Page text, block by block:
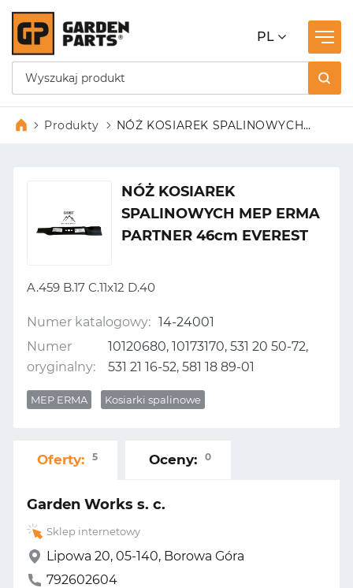
PL
Produkty
NÓŻ KOSIAREK SPALINOWYCH
NÓŻ KOSIAREK
SPALINOWYCH MEP ERMA
PARTNER 46cm EVEREST
A.459 B.17 C.11x12 D.40
Numer katalogowy: 14-24001
Numer
oryginalny:
10120680, 10173170, 531 20 50-72,
531 21 16-52, 581 18 89-01
MEP ERMA Kosiarki spalinowe
Oferty: 5 Oceny: 0
Garden Works s. c.
Sklep internetowy
Lipowa 20, 05-140, Borowa Góra
792602604